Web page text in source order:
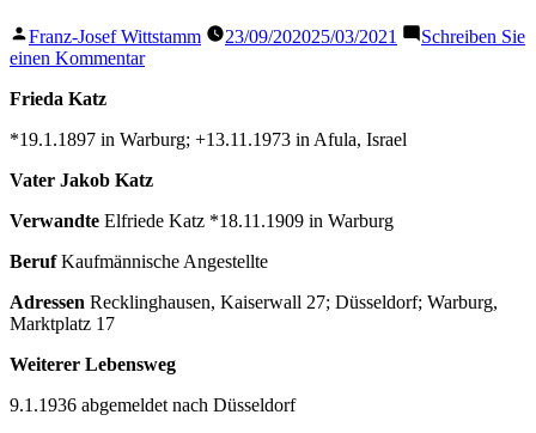
Veröffentlicht
von
Franz-Josef Wittstamm 23/09/202025/03/2021
Schreiben Sie
einen Kommentarzu
Frieda Katz
*19.1.1897 in Warburg; +13.11.1973 in Afula, Israel
Vater Jakob Katz
Verwandte Elfriede Katz *18.11.1909 in Warburg
BerufKaufmännische Angestellte
Adressen Recklinghausen, Kaiserwall 27; Düsseldorf; Warburg,
Marktplatz 17
Weiterer Lebensweg
9.1.1936 abgemeldet nach Düsseldorf